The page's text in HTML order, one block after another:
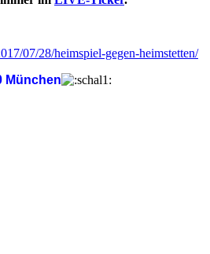
07/28/heimspiel-gegen-heimstetten/
München